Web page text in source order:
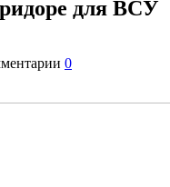
для ВСУ
0